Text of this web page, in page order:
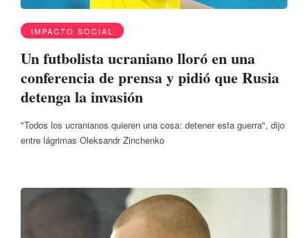
IMPACTO SOCIAL
Un futbolista ucraniano lloró en una
conferencia de prensa y pidió que Rusia
detenga la invasión
"Todos los ucranianos quieren una cosa: detener esta guerra", dijo
entre lágrimas Oleksandr Zinchenko